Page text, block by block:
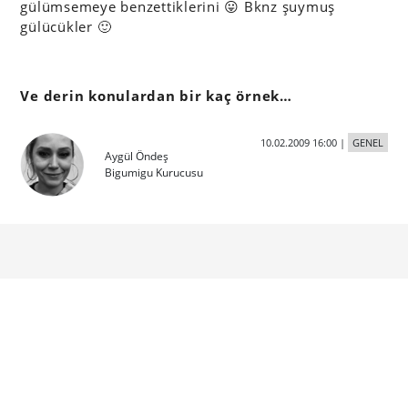
gülümsemeye benzettiklerini 😛 Bknz şuymuş
gülücükler 🙂
Ve derin konulardan bir kaç örnek…
Aygül Öndeş
Bigumigu Kurucusu
10.02.2009 16:00| GENEL